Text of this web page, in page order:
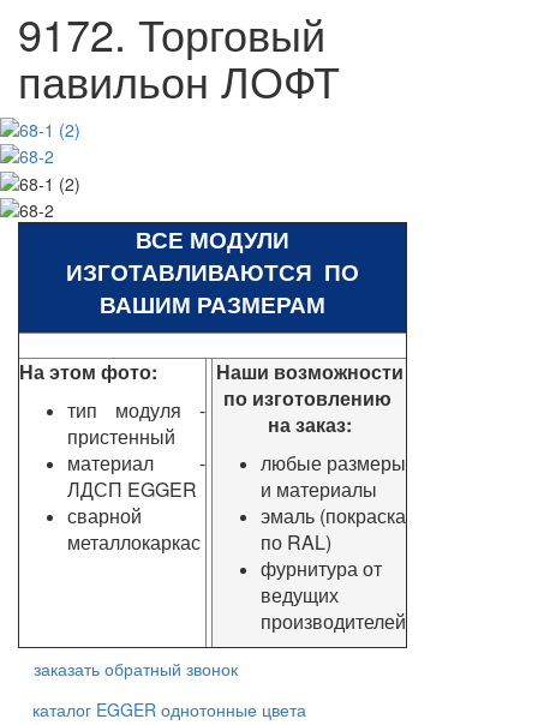
9172. Торговый
павильон ЛОФТ
ВСЕ МОДУЛИ
ИЗГОТАВЛИВАЮТСЯ ПО
ВАШИМ РАЗМЕРАМ
На этом фото:
тип модуля -
пристенный
материал -
ЛДСП EGGER
сварной
металлокаркас
Наши возможности
по изготовлению
на заказ:
любые размеры
и материалы
эмаль (покраска
по RAL)
фурнитура от
ведущих
производителей
заказать обратный звонок
каталог EGGER однотонные цвета